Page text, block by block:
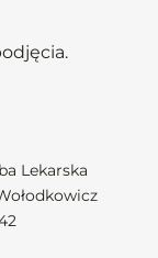
Lekarska